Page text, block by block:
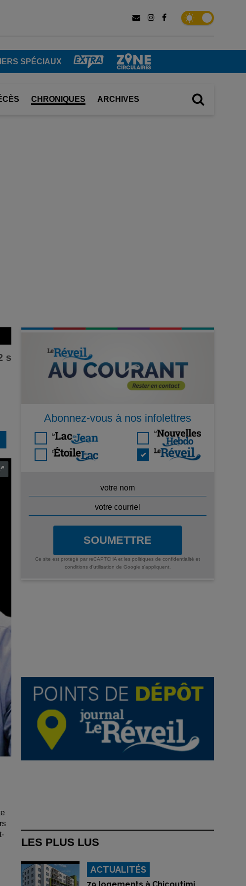
SPÉCIAUX
CHRONIQUES ARCHIVES
s
Abonnez-vous à nos infolettres
SOUMETTRE
Ce site est protégé par reCAPTCHA et les politiques de confidentialité et
conditions d'utilisation de Google s'appliquent.
LES PLUS LUS
ACTUALITÉS